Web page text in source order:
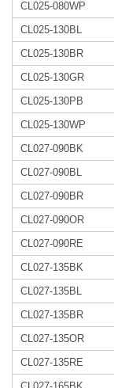
CL025-080WP
CL025-130BL
CL025-130BR
CL025-130GR
CL025-130PB
CL025-130WP
CL027-090BK
CL027-090BL
CL027-090BR
CL027-090OR
CL027-090RE
CL027-135BK
CL027-135BL
CL027-135BR
CL027-135OR
CL027-135RE